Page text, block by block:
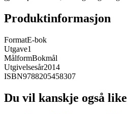
Produktinformasjon
FormatE-bok
Utgave1
MålformBokmål
Utgivelsesår2014
ISBN9788205458307
Du vil kanskje også like